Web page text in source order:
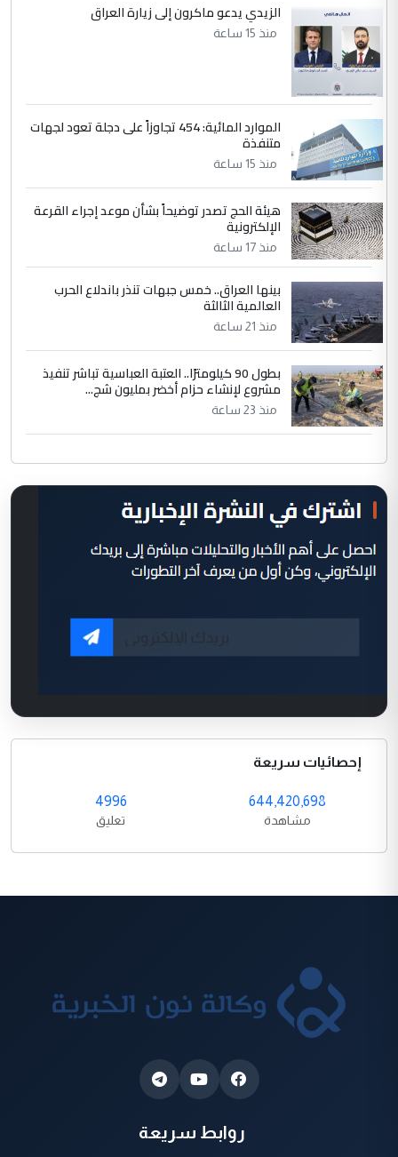
الزيدي يدعو ماكرون إلى زيارة العراق
منذ 15 ساعة
الموارد المائية: 454 تجاوزاً على دجلة تعود لجهات
متنفذة
منذ 15 ساعة
هيئة الحج تصدر توضيحاً بشأن موعد إجراء القرعة
الإلكترونية
منذ 17 ساعة
بينها العراق.. خمس جبهات تنذر باندلاع الحرب
العالمية الثالثة
منذ 21 ساعة
بطول 90 كيلومترًا.. العتبة العباسية تباشر تنفيذ
مشروع لإنشاء حزام أخضر بمليون شج...
منذ 23 ساعة
إحصائيات سريعة
644,420,698
مشاهدة
4996
تعليق
روابط سريعة